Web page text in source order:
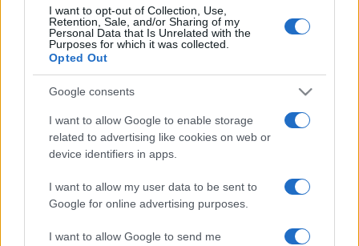
I want to opt-out of Collection, Use,
Retention, Sale, and/or Sharing of my
Personal Data that Is Unrelated with the
Purposes for which it was collected.
Opted Out
Google consents
I want to allow Google to enable storage
related to advertising like cookies on web or
device identifiers in apps.
I want to allow my user data to be sent to
Google for online advertising purposes.
I want to allow Google to send me
gondoltak, akik nem vezetnek: ők ugyanezért az árért a
helyszínen parkoló MOL Limókba válthatnak helyet.
AUTÓSMOZI BUDAPEST ROOFTOP CINEMA PROGRAM